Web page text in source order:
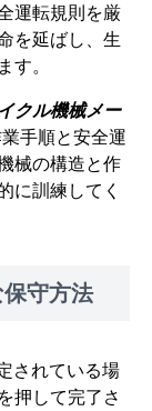
運転規則を厳
を延ばし、生
す。
クル機械メー
手順と安全運
械の構造と作
に訓練してく
守方法
されている場
押して完了さ